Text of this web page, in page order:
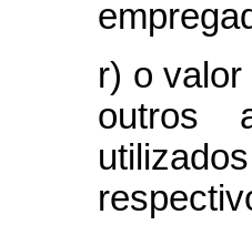
r) o
outros